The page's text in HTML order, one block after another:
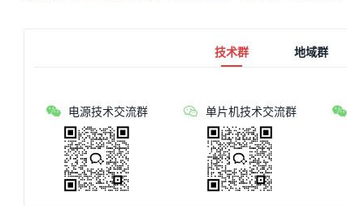
技术群 地域群
电源技术交流群
单片机技术交流群